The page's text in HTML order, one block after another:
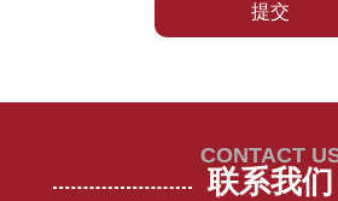
提交
CONTACT
联系我们